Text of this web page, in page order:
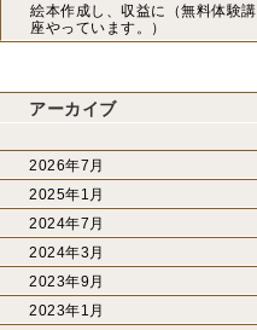
絵本作成し、収益に（無料体験講
座やっています。）
アーカイブ
2026年7月
2025年1月
2024年7月
2024年3月
2023年9月
2023年1月